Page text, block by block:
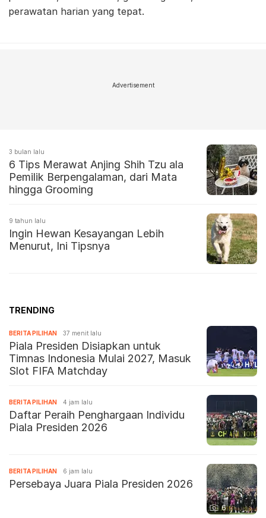
perawatan harian yang tepat.
Advertisement
3 bulan lalu
6 Tips Merawat Anjing Shih Tzu ala
Pemilik Berpengalaman, dari Mata
hingga Grooming
9 tahun lalu
Ingin Hewan Kesayangan Lebih
Menurut, Ini Tipsnya
TRENDING
BERITA PILIHAN 37 menit lalu
Piala Presiden Disiapkan untuk
Timnas Indonesia Mulai 2027, Masuk
Slot FIFA Matchday
BERITA PILIHAN 4 jam lalu
Daftar Peraih Penghargaan Individu
Piala Presiden 2026
6
BERITA PILIHAN 6 jam lalu
Persebaya Juara Piala Presiden 2026